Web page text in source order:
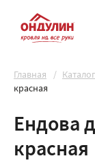
Главная Каталог
красная
Ендова
красная